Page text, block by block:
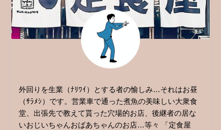
外回りを生業（ﾅﾘﾜｲ）とする者の愉しみ…それはお昼
（ｻﾗﾒｼ）です。営業車で通った煮魚の美味しい大衆食
堂、出張先で教えて貰った穴場的お店、後継者の居な
いおじいちゃんおばあちゃんのお店…等々 「定食屋